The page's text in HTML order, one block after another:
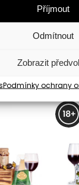
Příjmout
Odmítnout
Zobrazit
Podmínky ochrany